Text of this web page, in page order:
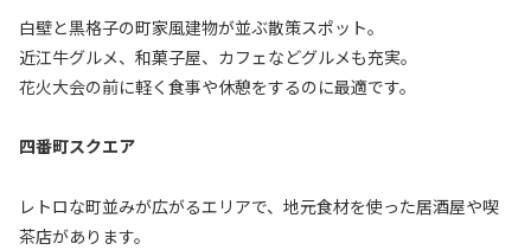
白壁と黒格子の町家風建物が並ぶ散策スポット。
近江牛グルメ、和菓子屋、カフェなどグルメも充実。
花火大会の前に軽く食事や休憩をするのに最適です。
四番町スクエア
レトロな町並みが広がるエリアで、地元食材を使った居酒屋や喫
茶店があります。